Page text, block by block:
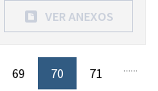
VER ANEXOS
...
69 70
71
...